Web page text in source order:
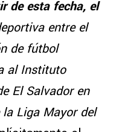
de esta fecha, el
entre el
de fútbol
al Instituto
El Salvador en
Liga Mayor del